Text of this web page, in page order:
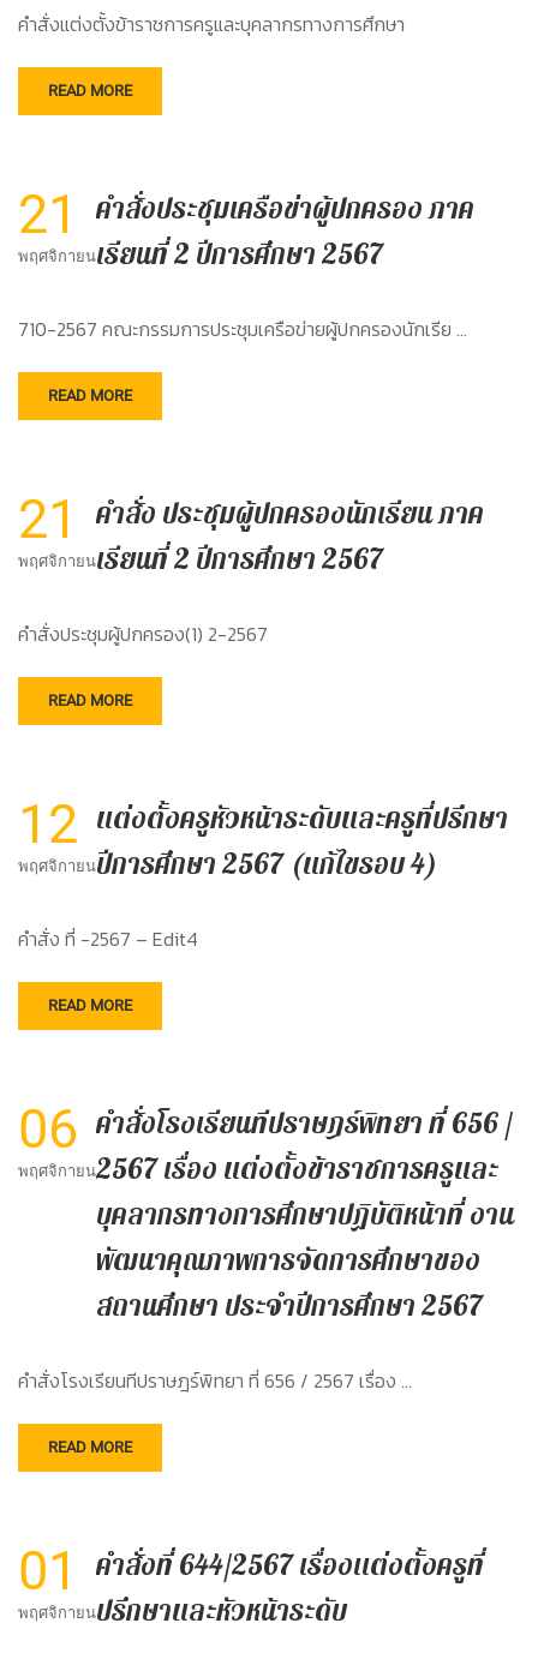
คำสั่งแต่งตั้งข้าราชการครูและบุคลากรทางการศึกษา
READ MORE
21
พฤศจิกายน
คำสั่งประชุมเครือข่าผู้ปกครอง ภาค
เรียนที่ 2 ปีการศึกษา 2567
710-2567 คณะกรรมการประชุมเครือข่ายผู้ปกครองนักเรีย …
READ MORE
21
พฤศจิกายน
คำสั่ง ประชุมผู้ปกครองนักเรียน ภาค
เรียนที่ 2 ปีการศึกษา 2567
คำสั่งประชุมผู้ปกครอง(1) 2-2567
READ MORE
12
พฤศจิกายน
แต่งตั้งครูหัวหน้าระดับและครูที่ปรึกษา
ปีการศึกษา 2567 (แก้ไขรอบ 4)
คำสั่ง ที่ -2567 – Edit4
READ MORE
06
พฤศจิกายน
คำสั่งโรงเรียนทีปราษฎร์พิทยา ที่ 656 /
2567 เรื่อง แต่งตั้งข้าราชการครูและ
บุคลากรทางการศึกษาปฏิบัติหน้าที่ งาน
พัฒนาคุณภาพการจัดการศึกษาของ
สถานศึกษา ประจำปีการศึกษา 2567
คำสั่งโรงเรียนทีปราษฎร์พิทยา ที่ 656 / 2567 เรื่อง …
READ MORE
01
พฤศจิกายน
คำสั่งที่ 644/2567 เรื่องเเต่งตั้งครูที่
ปรึกษาและหัวหน้าระดับ